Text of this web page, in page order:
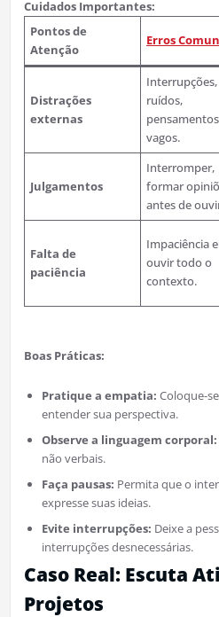
Cuidados Importantes:
Pontos de
Atenção
Erros
Distrações
externas
Interrupções,
ruídos,
pensamentos
vagos.
Julgamentos
Interromper,
formar
antes de
Falta de
paciência
Impaciência
ouvir todo o
contexto.
Boas Práticas:
Pratique a empatia: Coloque-
entender sua perspectiva.
Observe a linguagem corporal:
não verbais.
Faça pausas: Permita que o
expresse suas ideias.
Evite interrupções: Deixe a
interrupções desnecessárias.
Caso Real: Escuta
Projetos